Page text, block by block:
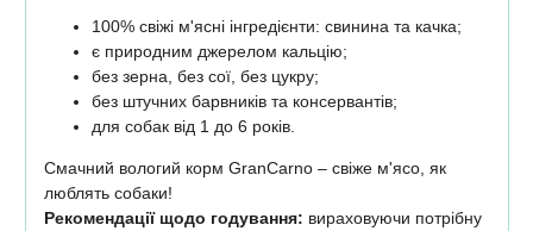
100% свіжі м'ясні інгредієнти: свинина та качка;
є природним джерелом кальцію;
без зерна, без сої, без цукру;
без штучних барвників та консервантів;
для собак від 1 до 6 років.
Смачний вологий корм GranCarno – свіже м'ясо, як
люблять собаки!
Рекомендації щодо годування: вираховуючи потрібну